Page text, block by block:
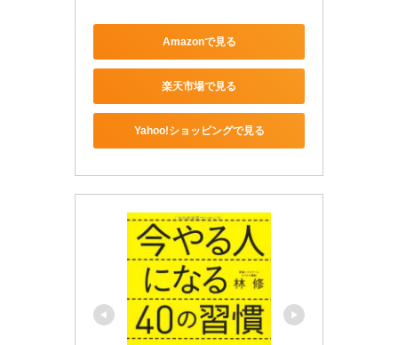
Amazonで見る
楽天市場で見る
Yahoo!ショッピングで見る